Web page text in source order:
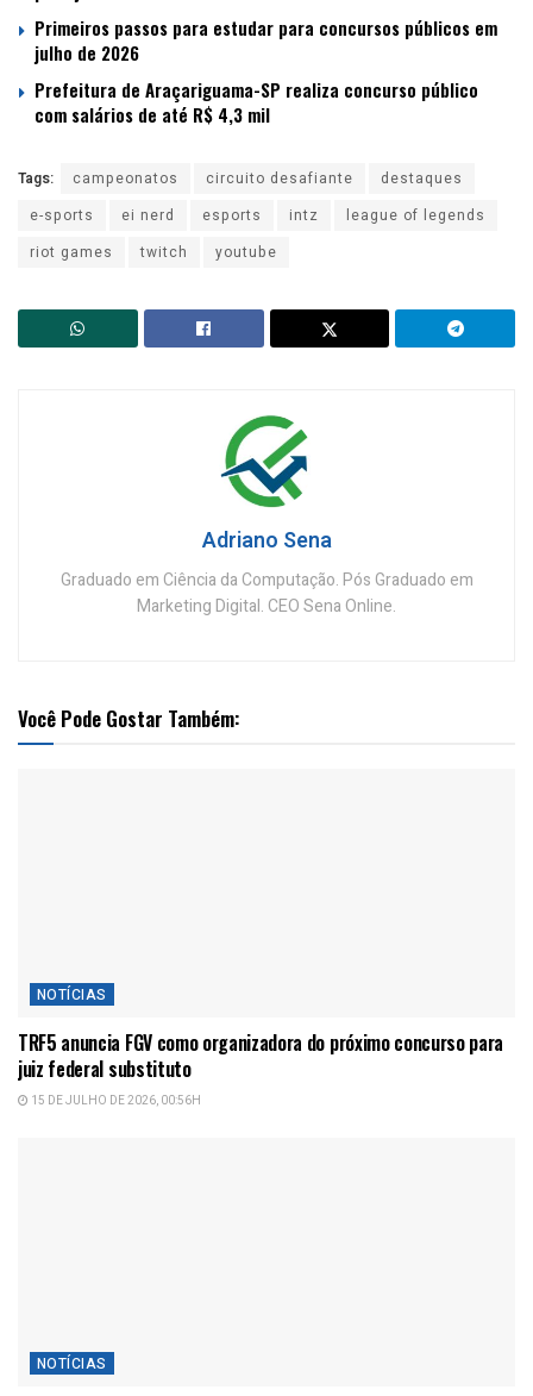
Primeiros passos para estudar para concursos públicos em
julho de 2026
Prefeitura de Araçariguama-SP realiza concurso público
com salários de até R$ 4,3 mil
Tags: campeonatos circuito desafiante
destaques
e-sports
ei nerd esports intz
league of legends
riot games
twitch youtube
Adriano Sena
Graduado em Ciência da Computação. Pós Graduado em
Marketing Digital. CEO Sena Online.
Você Pode Gostar Também:
NOTÍCIAS
TRF5 anuncia FGV como organizadora do próximo concurso para
juiz federal substituto
15 DE JULHO DE 2026, 00:56H
NOTÍCIAS